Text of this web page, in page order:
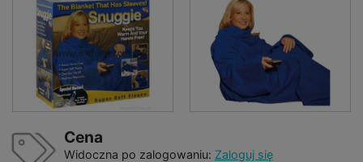
Cena
Widoczna po zalogowaniu: Zaloguj się